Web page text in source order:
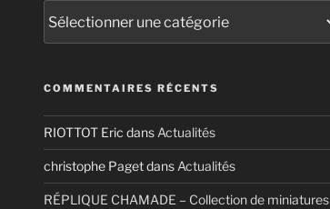
COMMENTAIRES RÉCENTS
RIOTTOT Eric dans Actualités
christophe Pagetdans Actualités
RÉPLIQUE CHAMADE – Collection de miniatures